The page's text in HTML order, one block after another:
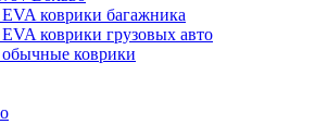
коврики багажника
коврики грузовых авто
обычные коврики